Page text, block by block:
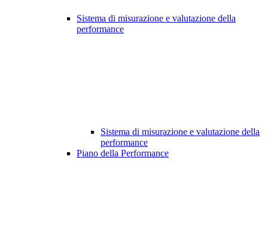
Sistema di misurazione e valutazione della
performance
Sistema di misurazione e valutazione della
performance
Piano della Performance